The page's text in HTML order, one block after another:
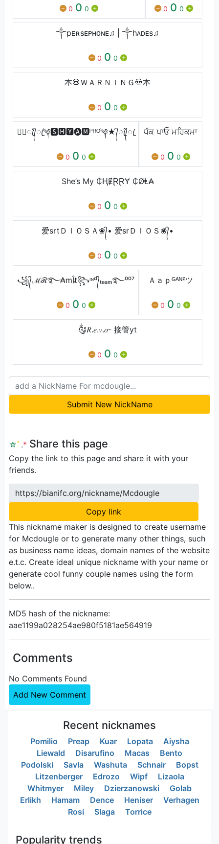
0 0 0 0 0 0
༒︎pᴇʀsᴇᴘʜᴏɴᴇ♫︎ | ༒︎hᴀᴅᴇs♫︎
0 0 0
本💀ＷＡＲＮＩＮＧ💀本
0 0 0
★᭄ꦿ᭄ꦿ༆🆂🅷🆈🅐🅼ᴾᴿᴼ༆★᭄ꦿ᭄ꦿ
0 0 0
ਧੱਕ ਪਾਓ ਮਹਿਕਮਾ
0 0 0
She’s My ₵ⱧɆⱤⱤɎ ₵ØⱠ₳
0 0 0
爱srtＤＩＯＳＡ❀᭄• 爱srＤＩＯＳ❀᭄•
0 0 0
꧁᭄ℳℛ࿐₳mÎt̷꧂ᶦᶰᵈ᭄ₜₑₐₘ࿐⁰⁰⁷
0 0 0
Ａａｐᴳᴬᴺᶻツ
0 0 0
༂𝑅.𝑒.𝑣.𝑜⌁ 接管yt
0 0 0
Submit New NickName
☆ﾟ .* Share this page
Copy the link to this page and share it with your
friends.
https://bianifc.org/nickname/Mcdougle
Copy link
This nickname maker is designed to create username
for Mcdougle or to generate many other things, such
as business name ideas, domain names of the website
e.t.c. Create ideal unique nickname with your name or
generate cool funny couple names using the form
below..
MD5 hash of the nickname:
aae1199a028254ae980f5181ae564919
Comments
No Comments Found
Add New Comment
Recent nicknames
Pomilio Preap Kuar Lopata
Aiysha
Liewald
Disarufino Macas
Bento
Podolski
Savla Washuta Schnair
Bopst
Litzenberger
Edrozo Wipf
Lizaola
Whitmyer
Miley Dzierzanowski
Golab
Erlikh
Hamam Dence Heniser
Verhagen
Rosi
Slaga Torrice
Popularity trends